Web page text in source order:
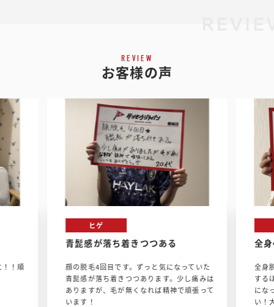
REVIEW
お客様の声
！順
ヒゲ
青髭感が落ち着きつつある
顔の脱毛4回目です。ずっと気になっていた
青髭感が落ち着きつつあります。少し痛みは
ありますが、毛が無くなれば精神で頑張って
います！
全
全身
する
にな
い！